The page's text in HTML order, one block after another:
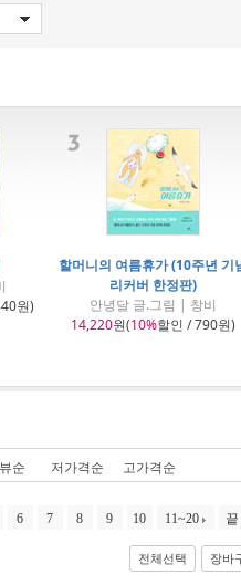
줘."
원)
할머니의 여름휴가 (10주년 기
리커버 한정판)
안녕달 글.그림 | 창비
14,220원(10%할인 / 790원)
순 저가격순 고가격순
6 7 8 9 10 11~20 끝
전체선택 장바